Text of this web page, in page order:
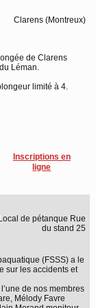
Clarens (Montreux)
de Clarens
Léman.
limité à 4.
Inscriptions en
ligne
de pétanque Rue
du stand 25
(FSSS) a le
sur les accidents et
de nos membres
Mélody Favre